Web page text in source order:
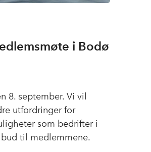
i Bodø
8. september. Vi vil
utfordringer for
som bedrifter i
til medlemmene.